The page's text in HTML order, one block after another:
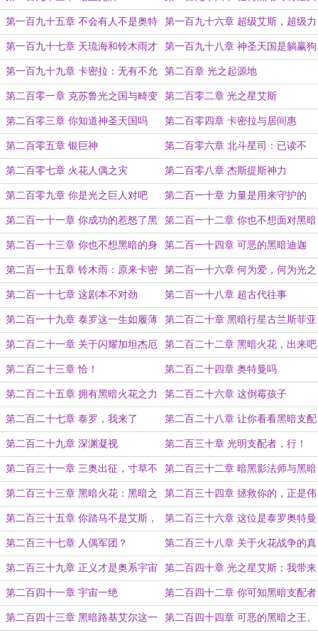
于闪耀地球
第一百九十五章 不会有人不是奥特
曼吧
第一百九十六章 超级艾斯，超级力
量
第一百九十七章 天琉海和铃木雨才
是黑暗本身
第一百九十八章 神圣天国是躺赢狗
第一百九十九章 卡密拉：无有不允 第二百章 光之起源地
第二百零一章 克苏鲁光之国与畸变
光之星
第二百零二章 光之星艾斯
第二百零三章 你知道神圣天国吗 第二百零四章 卡密拉与居间惠
第二百零五章 银巨神 第二百零六章 北斗星司：已读不
回，残忍
第二百零七章 火花人偶之灾 第二百零八章 杰斯提斯神力
第二百零九章 你是光之巨人对吧 第二百一十章 力量是用来守护的
第二百一十一章 你成功的惹怒了黑
暗之王！
第二百一十二章 你也不想面对黑暗
迪迦吧
第二百一十三章 你也不想黑暗的身
份暴露吧
第二百一十四章 可恶的黑暗迪迦
第二百一十五章 铃木雨：原来卡密
拉是这样趁虚而入的嘛
第二百一十六章 何为爱，何为光之
意志
第二百一十七章 这剧本不对劲 第二百一十八章 超古代往事
第二百一十九章 泰罗这一生如履薄
冰
第二百二十章 黑暗行星古兰斯菲亚
第二百二十一章 关于闪耀加坦杰厄
的一些猜测
第二百二十二章 黑暗火花，出来吧
第二百二十三章 恰！ 第二百二十四章 奥特曼吗
第二百二十五章 拥有黑暗火花之力
的我是无敌的
第二百二十六章 这倒霉孩子
第二百二十七章 泰罗，我来了 第二百二十八章 让你看看黑暗支配
者愤怒的样子
第二百二十九章 深渊凝视 第二百三十章 光明支配者，行！
第二百三十一章 三奥出征，寸草不
生
第二百三十二章 暗黑影法师与黑暗
火花
第二百三十三章 黑暗火花：黑暗之
王，就决定是你了
第二百三十四章 拯救你的，正是伟
大的黑暗之王啊
第二百三十五章 你踏马不是艾斯，
你是谁？
第二百三十六章 这位是泰罗奥特曼
第二百三十七章 人偶军团？ 第二百三十八章 关于火花战争的真
相
第二百三十九章 正义才是奥系宇宙
真谛
第二百四十章 光之星艾斯：我带来
了终极天体压制武器
第二百四十一章 宇宙一绝 第二百四十二章 你可知黑暗支配者
加坦杰厄？
第二百四十三章 黑暗路基艾尔这一 第二百四十四章 可恶的黑暗之王、